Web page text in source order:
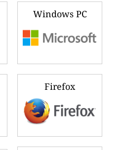
Windows PC
Firefox